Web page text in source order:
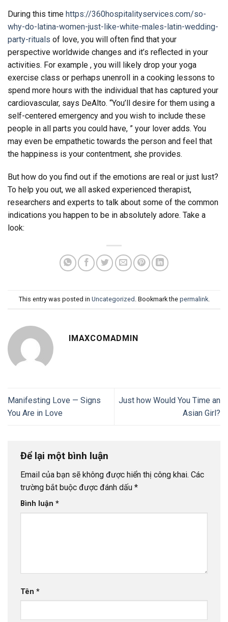
During this time https://360hospitalityservices.com/so-
why-do-latina-women-just-like-white-males-latin-wedding-
party-rituals of love, you will often find that your
perspective worldwide changes and it’s reflected in your
activities. For example , you will likely drop your yoga
exercise class or perhaps unenroll in a cooking lessons to
spend more hours with the individual that has captured your
cardiovascular, says DeAlto. “You’ll desire for them using a
self-centered emergency and you wish to include these
people in all parts you could have, ” your lover adds. You
may even be empathetic towards the person and feel that
the happiness is your contentment, she provides.
But how do you find out if the emotions are real or just lust?
To help you out, we all asked experienced therapist,
researchers and experts to talk about some of the common
indications you happen to be in absolutely adore. Take a
look:
This entry was posted in Uncategorized . Bookmark the permalink.
IMAXCOMADMIN
Manifesting Love — Signs
You Are in Love
Just how Would You Time an
Asian Girl?
Để lại một bình luận
Email của bạn sẽ không được hiển thị công khai. Các
trường bắt buộc được đánh dấu *
Bình luận *
Tên *